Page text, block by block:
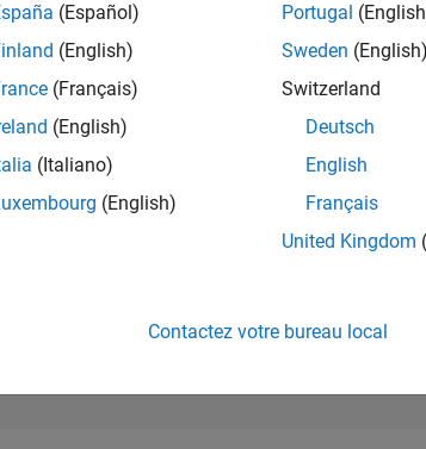
(Español)
(English)
(Français)
(English)
(Italiano)
(English)
Portugal
Sweden (English)
Switzerland
Deutsch
English
Français
United Kingdom
Contactez votre bureau local